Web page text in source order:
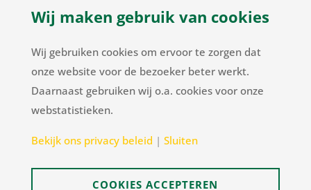
1st Planting week / 5°C (week
46
23 548 34 00/ flowerbulbs@pnelis.nl
Wij maken gebruik van cookies
Wij gebruiken cookies om ervoor te zorgen dat
onze website voor de bezoeker beter werkt.
Daarnaast gebruiken wij o.a. cookies voor onze
webstatistieken.
Bekijk ons privacy beleid | Sluiten
COOKIES ACCEPTEREN